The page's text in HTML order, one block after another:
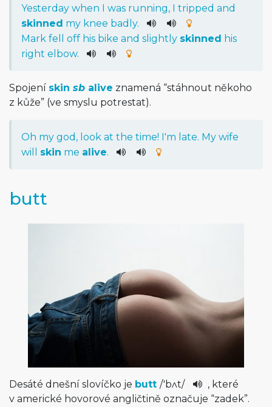
Yesterday when I was running, I tripped and
skinned my knee badly.
Mark fell off his bike and slightly skinned his
right elbow.
Spojení skin sb alive znamená “stáhnout někoho
z kůže” (ve smyslu potrestat).
Oh my god , look at the time! I'm late. My wife
will
skin me alive.
butt
Desáté dnešní slovíčko je butt /'bʌt/
, které
v americké hovorové angličtině označuje “zadek”.